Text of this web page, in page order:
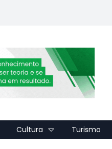
Cultura Turismo